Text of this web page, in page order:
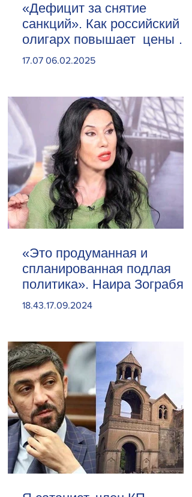
«Дефицит за снятие
санкций». Как российский
олигарх повышает цены на
сливочное масло
17.07 06.02.2025
«Это продуманная и
спланированная подлая
политика». Наира Зограбян
18.43.17.09.2024